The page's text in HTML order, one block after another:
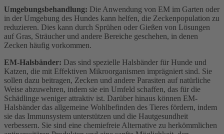
Umgebungsbehandlung: Die Anwendung von EM im Garten oder
in der Umgebung des Hundes kann helfen, die Zeckenpopulation zu
reduzieren. Dies kann durch Sprühen oder Gießen von Lösungen
auf Gras, Sträucher und andere Bereiche geschehen, in denen
Zecken häufig vorkommen.
EM-Halsbänder: Das sind spezielle Halsbänder für Hunde und
Katzen, die mit Effektiven Mikroorganismen imprägniert sind. Sie
sollen dazu beitragen, Zecken und andere Parasiten auf natürliche
Weise abzuwehren, indem sie ein Umfeld schaffen, das für die
Schädlinge weniger attraktiv ist. Darüber hinaus können EM-
Halsbänder das allgemeine Wohlbefinden des Tieres fördern, indem
sie das Immunsystem unterstützen und die Hautgesundheit
verbessern. Sie sind eine chemiefreie Alternative zu herkömmlichen